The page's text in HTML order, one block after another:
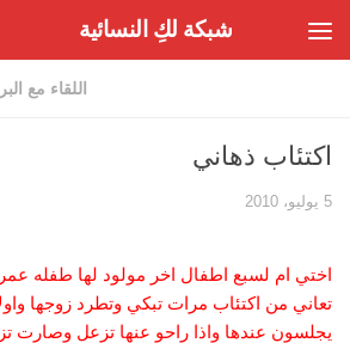
شبكة لكِ النسائية
اللقاء مع
اكتئاب ذهاني
5 يوليو، 2010
تعاني من اكتئاب مرات تبكي وتطرد زوجها
يجلسون عندها واذا راحو عنها تزعل